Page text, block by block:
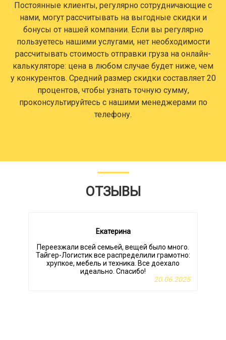
Постоянные клиенты, регулярно сотрудничающие с
нами, могут рассчитывать на выгодные скидки и
бонусы от нашей компании. Если вы регулярно
пользуетесь нашими услугами, нет необходимости
рассчитывать стоимость отправки груза на онлайн-
калькуляторе: цена в любом случае будет ниже, чем
у конкурентов. Средний размер скидки составляет 20
процентов, чтобы узнать точную сумму,
проконсультируйтесь с нашими менеджерами по
телефону.
ОТЗЫВЫ
Екатерина
Переезжали всей семьей, вещей было много.
Тайгер-Логистик все распределили грамотно:
хрупкое, мебель и техника. Все доехало
идеально. Спасибо!
20.06.2025